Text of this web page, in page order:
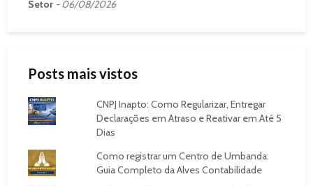
Setor
06/08/2026
Posts mais vistos
CNPJ Inapto: Como Regularizar, Entregar
Declarações em Atraso e Reativar em Até 5
Dias
Como registrar um Centro de Umbanda:
Guia Completo da Alves Contabilidade